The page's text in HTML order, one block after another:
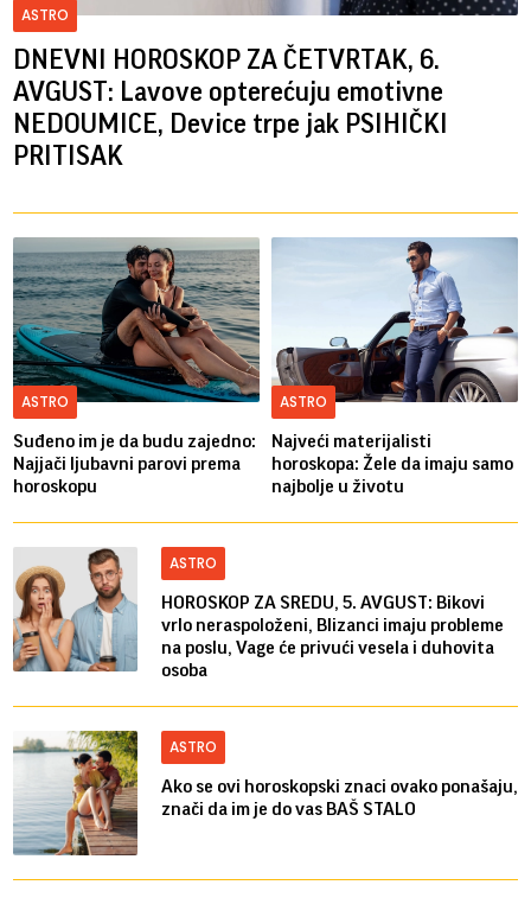
ASTRO
DNEVNI HOROSKOP ZA ČETVRTAK, 6.
AVGUST: Lavove opterećuju emotivne
NEDOUMICE, Device trpe jak PSIHIČKI
PRITISAK
ASTRO
Suđeno im je da budu zajedno:
Najjači ljubavni parovi prema
horoskopu
ASTRO
Najveći materijalisti
horoskopa: Žele da imaju samo
najbolje u životu
ASTRO
HOROSKOP ZA SREDU, 5. AVGUST: Bikovi
vrlo neraspoloženi, Blizanci imaju probleme
na poslu, Vage će privući vesela i duhovita
osoba
ASTRO
Ako se ovi horoskopski znaci ovako ponašaju,
znači da im je do vas BAŠ STALO